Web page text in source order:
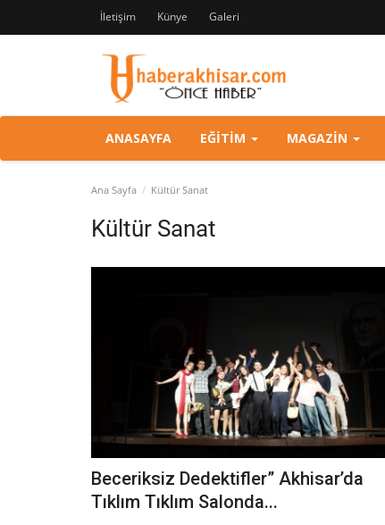
İletişim Künye Galeri
ANASAYFA EĞITIM MAGAZIN
Ana Sayfa Kültür Sanat
Kültür Sanat
Beceriksiz Dedektifler” Akhisar’da
Tıklım Tıklım Salonda...